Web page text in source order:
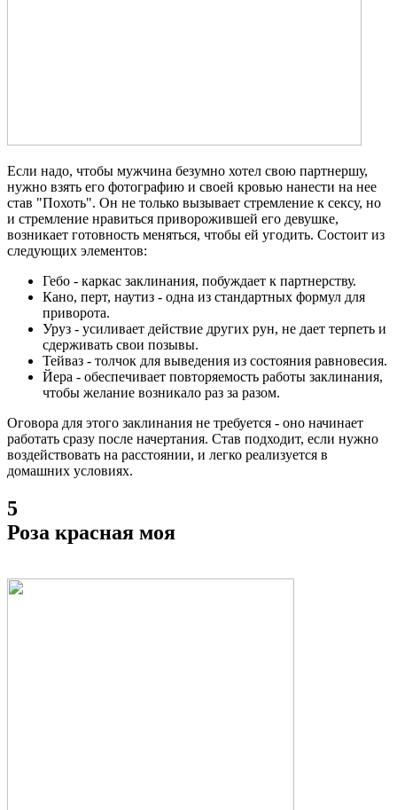
Если надо, чтобы мужчина безумно хотел свою партнершу,
нужно взять его фотографию и своей кровью нанести на нее
став "Похоть". Он не только вызывает стремление к сексу, но
и стремление нравиться приворожившей его девушке,
возникает готовность меняться, чтобы ей угодить. Состоит из
следующих элементов:
Гебо - каркас заклинания, побуждает к партнерству.
Кано, перт, наутиз - одна из стандартных формул для
приворота.
Уруз - усиливает действие других рун, не дает терпеть и
сдерживать свои позывы.
Тейваз - толчок для выведения из состояния равновесия.
Йера - обеспечивает повторяемость работы заклинания,
чтобы желание возникало раз за разом.
Оговора для этого заклинания не требуется - оно начинает
работать сразу после начертания. Став подходит, если нужно
воздействовать на расстоянии, и легко реализуется в
домашних условиях.
5
Роза красная моя